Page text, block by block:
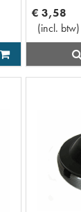
€ 3,58
(incl. btw)